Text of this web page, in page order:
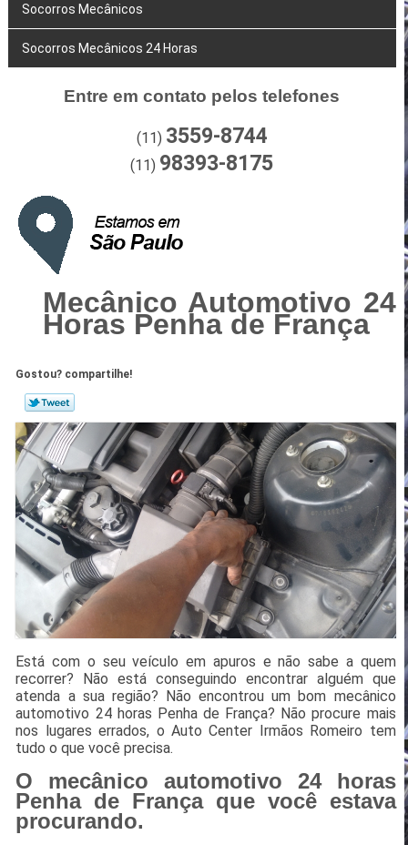
Socorros Mecânicos
Socorros Mecânicos 24 Horas
Entre em contato pelos telefones
(11) 3559-8744
(11) 98393-8175
Mecânico Automotivo 24
Horas Penha de França
Gostou? compartilhe!
Está com o seu veículo em apuros e não sabe a quem
recorrer? Não está conseguindo encontrar alguém que
atenda a sua região? Não encontrou um bom mecânico
automotivo 24 horas Penha de França? Não procure mais
nos lugares errados, o Auto Center Irmãos Romeiro tem
tudo o que você precisa.
O mecânico automotivo 24 horas
Penha de França que você estava
procurando.